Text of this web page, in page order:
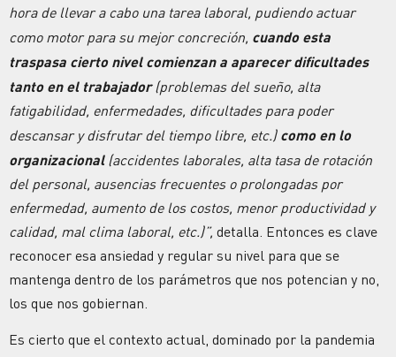
hora de llevar a cabo una tarea laboral, pudiendo actuar
como motor para su mejor concreción, cuando esta
traspasa cierto nivel comienzan a aparecer dificultades
tanto en el trabajador(problemas del sueño, alta
fatigabilidad, enfermedades, dificultades para poder
descansar y disfrutar del tiempo libre, etc.) como en lo
organizacional(accidentes laborales, alta tasa de rotación
del personal, ausencias frecuentes o prolongadas por
enfermedad, aumento de los costos, menor productividad y
calidad, mal clima laboral, etc.)”, detalla. Entonces es clave
reconocer esa ansiedad y regular su nivel para que se
mantenga dentro de los parámetros que nos potencian y no,
los que nos gobiernan.
Es cierto que el contexto actual, dominado por la pandemia